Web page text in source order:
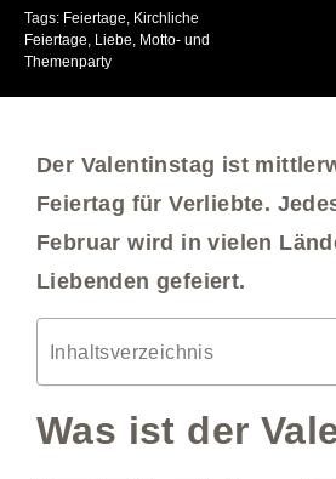
Tags: Feiertage Kirchliche
Feiertage Liebe Motto- und
Themenparty
Der Valentinstag ist
Feiertag für Verliebte.
Februar wird in vielen
Liebenden gefeiert.
Inhaltsverzeichnis
Was ist der